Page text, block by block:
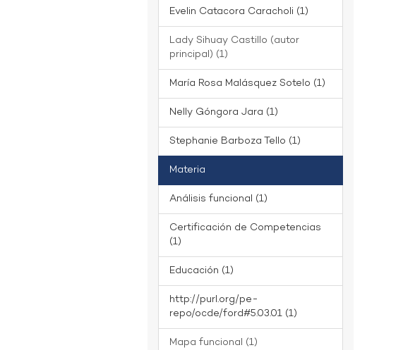
Evelin Catacora Caracholi (1)
Lady Sihuay Castillo (autor
principal) (1)
María Rosa Malásquez Sotelo (1)
Nelly Góngora Jara (1)
Stephanie Barboza Tello (1)
Materia
Análisis funcional (1)
Certificación de Competencias
(1)
Educación (1)
http://purl.org/pe-
repo/ocde/ford#5.03.01 (1)
Mapa funcional (1)